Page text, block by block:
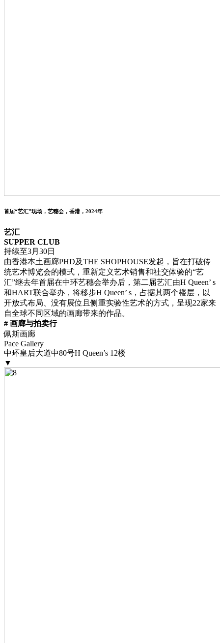
首届“艺汇”现场，艺穗会，香港，2024年
艺汇
SUPPER CLUB
持续至3月30日
由香港本土画廊PHD及THE SHOPHOUSE发起，旨在打破传
统艺术博览会的模式，重新定义艺术销售和社交体验的“艺
汇”继去年首届在中环艺穗会举办后，第二届艺汇由H Queen’ s
和HART联合举办，将移步H Queen’ s，占据其两个楼层，以
开放式布局、没有展位且侧重实验性艺术的方式，呈现22家来
自全球不同区域的画廊带来的作品。
# 画廊与拍卖行
佩斯画廊
Pace Gallery
中环皇后大道中80号H Queen’s 12楼
▼